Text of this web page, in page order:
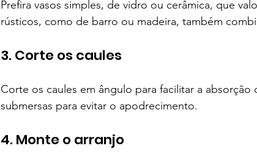
Prefira vasos simples, de vidro ou cerâmica, que
rústicos, como de barro ou madeira, também
3. Corte os caules
Corte os caules em ângulo para facilitar a
submersas para evitar o apodrecimento.
4. Monte o arranjo